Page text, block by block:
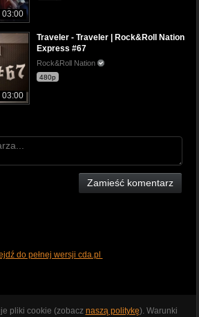
03:00
03:00
Traveler - Traveler | Rock&Roll Nation
Express #67
Rock&Roll Nation
480p
Zamieść komentarz
do pełnej wersji cda.pl
pliki cookie (zobacz naszą politykę). Warunki